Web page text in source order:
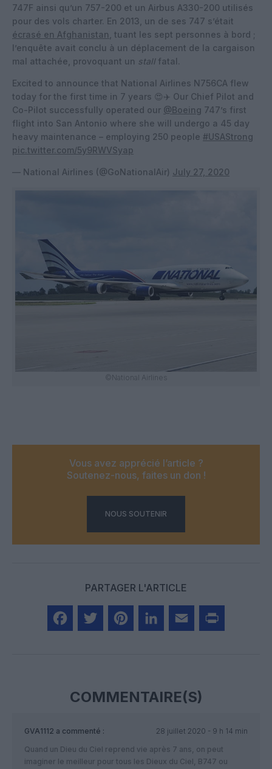
747F ainsi qu’un 757-200 et un Airbus A330-200 utilisés
pour des vols charter. En 2013, un de ses 747 s’était
écrasé en Afghanistan , tuant les sept personnes à bord ;
l’enquête avait conclu à un déplacement de la cargaison
mal attachée, provoquant un stallfatal.
Excited to announce that National Airlines N756CA flew
today for the first time in 7 years 😍✈️ Our Chief Pilot and
Co-Pilot successfully operated our @Boeing 747’s first
flight into San Antonio where she will undergo a 45 day
heavy maintenance – employing 250 people #USAStrong
pic.twitter.com/5y9RWVSyap
— National Airlines (@GoNationalAir) July 27, 2020
©National Airlines
Vous avez apprécié l’article ?
Soutenez-nous, faites un don !
NOUS SOUTENIR
PARTAGER L'ARTICLE
COMMENTAIRE(S)
GVA1112 a commenté :
28 juillet 2020 - 9 h 14 min
Quand un Dieu du Ciel reprend vie après 7 ans, on peut
imaginer le meilleur pour tous les Dieux du Ciel, B747 ou